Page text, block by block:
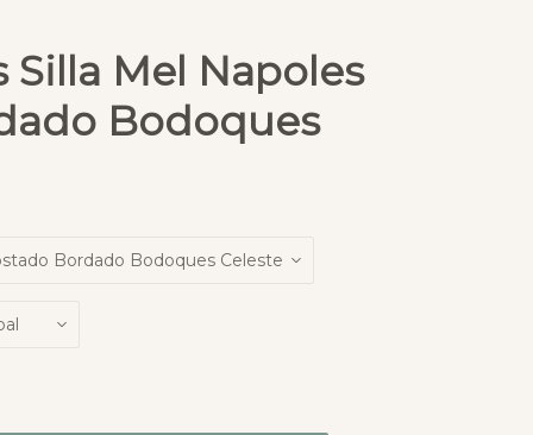
Silla Mel Napoles
Bodoques